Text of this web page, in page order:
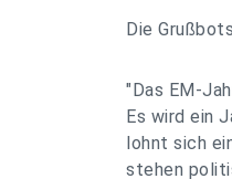
Die
"Das EM-
Es wird ein
lohnt sich
stehen